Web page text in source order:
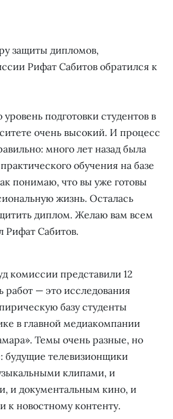
защиты дипломов,
Рифат Сабитов обратился к
уровень подготовки студентов в
очень высокий. И процесс
много лет назад была
обучения на базе
понимаю, что вы уже готовы
жизнь. Осталась
диплом. Желаю вам всем
Рифат Сабитов.
комиссии представили 12
работ — это исследования
базу студенты
в главной медиакомпании
Темы очень разные, но
будущие телевизионщики
клипами, и
и документальным кино, и
к новостному контенту.